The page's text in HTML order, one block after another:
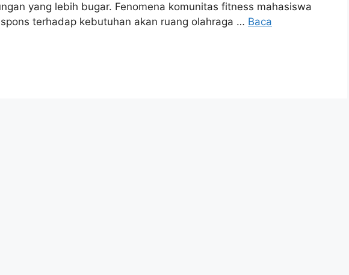
yang lebih bugar. Fenomena komunitas fitness mahasiswa
terhadap kebutuhan akan ruang olahraga … Baca